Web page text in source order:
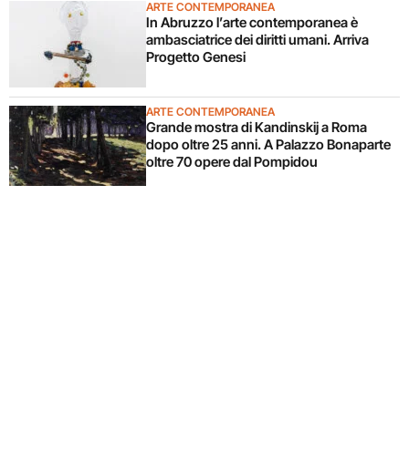
ARTE CONTEMPORANEA
In Abruzzo l’arte contemporanea è
ambasciatrice dei diritti umani. Arriva
Progetto Genesi
ARTE CONTEMPORANEA
Grande mostra di Kandinskij a Roma
dopo oltre 25 anni. A Palazzo Bonaparte
oltre 70 opere dal Pompidou